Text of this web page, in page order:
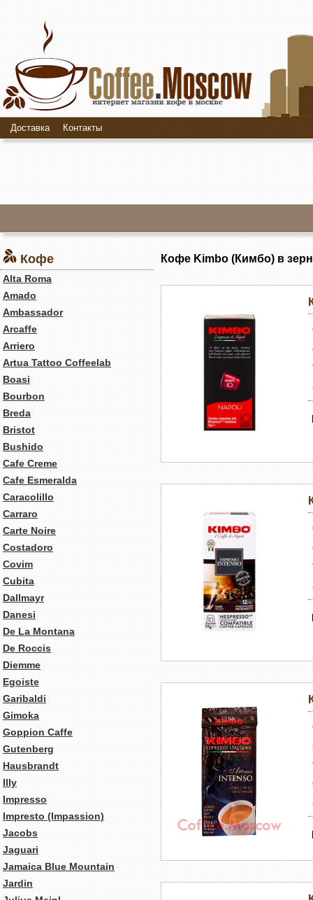
Доставка Контакты
Кофе
Alta Roma
Amado
Ambassador
Arcaffe
Arriero
Artua Tattoo Coffeelab
Boasi
Bourbon
Breda
Bristot
Bushido
Cafe Creme
Cafe Esmeralda
Caracolillo
Carraro
Carte Noire
Costadoro
Covim
Cubita
Dallmayr
Danesi
De La Montana
De Roccis
Diemme
Egoiste
Garibaldi
Gimoka
Goppion Caffe
Gutenberg
Hausbrandt
Illy
Impresso
Impresto (Impassion)
Jacobs
Jaguari
Jamaica Blue Mountain
Jardin
Кофе Kimbo (Кимбо) в